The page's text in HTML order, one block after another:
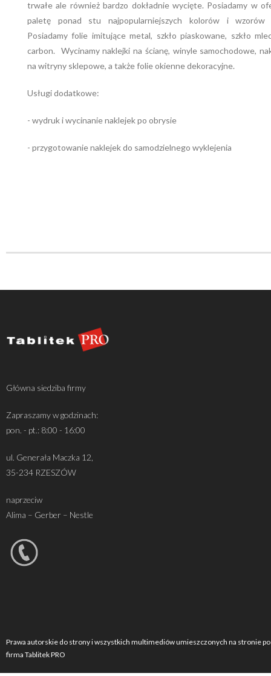
trwałe ale również bardzo dokładnie wycięte. Posiadamy w
paletę ponad stu najpopularniejszych kolorów i wzorów
Posiadamy folie imitujące metal, szkło piaskowane, szkło
carbon. Wycinamy naklejki na ścianę, winyle samochodowe,
na witryny sklepowe, a także folie okienne dekoracyjne.
Usługi dodatkowe:
- wydruk i wycinanie naklejek po obrysie
- przygotowanie naklejek do samodzielnego wyklejenia
Główna siedziba firmy
Zapraszamy w godzinach:
pon. - pt.: 8:00 - 16:00
ul. Generała Maczka 12,
35-234 RZESZÓW
naprzeciw
Alima – Gerber – Nestle
Prawa autorskie do strony i wszystkich multimediów umieszczonych na stronie
firma Tablitek PRO